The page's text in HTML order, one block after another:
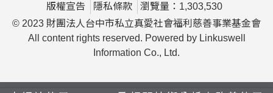
版權宣告 隱私條款
瀏覽量：1,303,530
© 2023 財團法人台中市私立真愛社會福利慈善事業基金會
All content rights reserved. Powered by Linkuswell
Information Co., Ltd.